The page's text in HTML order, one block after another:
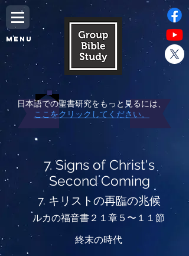
MENU
日本語での聖書研究をもっと見るには、
ここをクリックしてください。
7. Signs of Christ's
Second Coming
7. キリストの再臨の兆候
ルカの福音書２１章５〜１１節
終末の時代